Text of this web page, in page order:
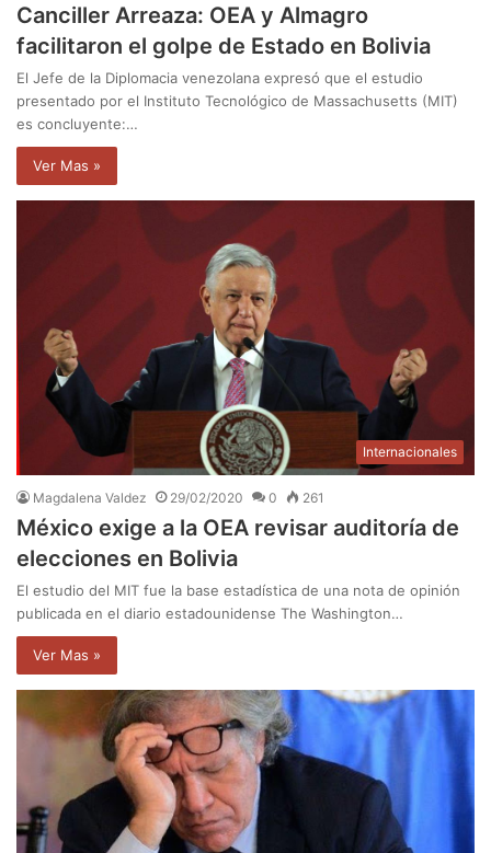
Canciller Arreaza: OEA y Almagro
facilitaron el golpe de Estado en Bolivia
El Jefe de la Diplomacia venezolana expresó que el estudio
presentado por el Instituto Tecnológico de Massachusetts (MIT)
es concluyente:…
Ver Mas »
Internacionales
Magdalena Valdez 29/02/2020 0 261
México exige a la OEA revisar auditoría de
elecciones en Bolivia
El estudio del MIT fue la base estadística de una nota de opinión
publicada en el diario estadounidense The Washington…
Ver Mas »